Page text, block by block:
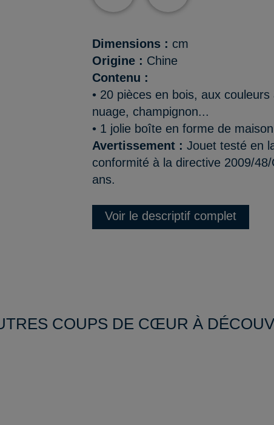
Dimensions : cm
Origine : Chine
Contenu :
• 20 pièces en bois, aux
nuage, champignon...
• 1 jolie boîte en forme de
Avertissement :Jouet testé en
conformité à la directive 2009/
ans.
Voir le descriptif complet
COUPS DE CŒUR À